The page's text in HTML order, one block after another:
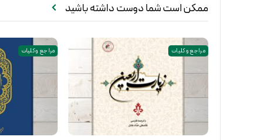
ممکن است شما دوست داشته باشید
مراجع و کلیات مراجع و کلیات